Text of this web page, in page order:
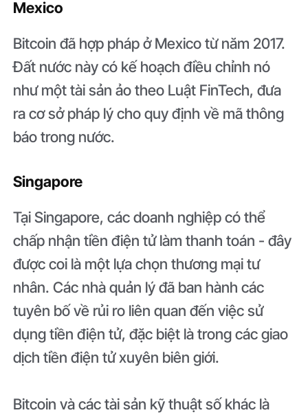
Mexico
Bitcoin đã hợp pháp ở Mexico từ năm 2017.
Đất nước này có kế hoạch điều chỉnh nó
như một tài sản ảo theo Luật FinTech, đưa
ra cơ sở pháp lý cho quy định về mã thông
báo trong nước.
Singapore
Tại Singapore, các doanh nghiệp có thể
chấp nhận tiền điện tử làm thanh toán - đây
được coi là một lựa chọn thương mại tư
nhân. Các nhà quản lý đã ban hành các
tuyên bố về rủi ro liên quan đến việc sử
dụng tiền điện tử, đặc biệt là trong các giao
dịch tiền điện tử xuyên biên giới.
Bitcoin và các tài sản kỹ thuật số khác là